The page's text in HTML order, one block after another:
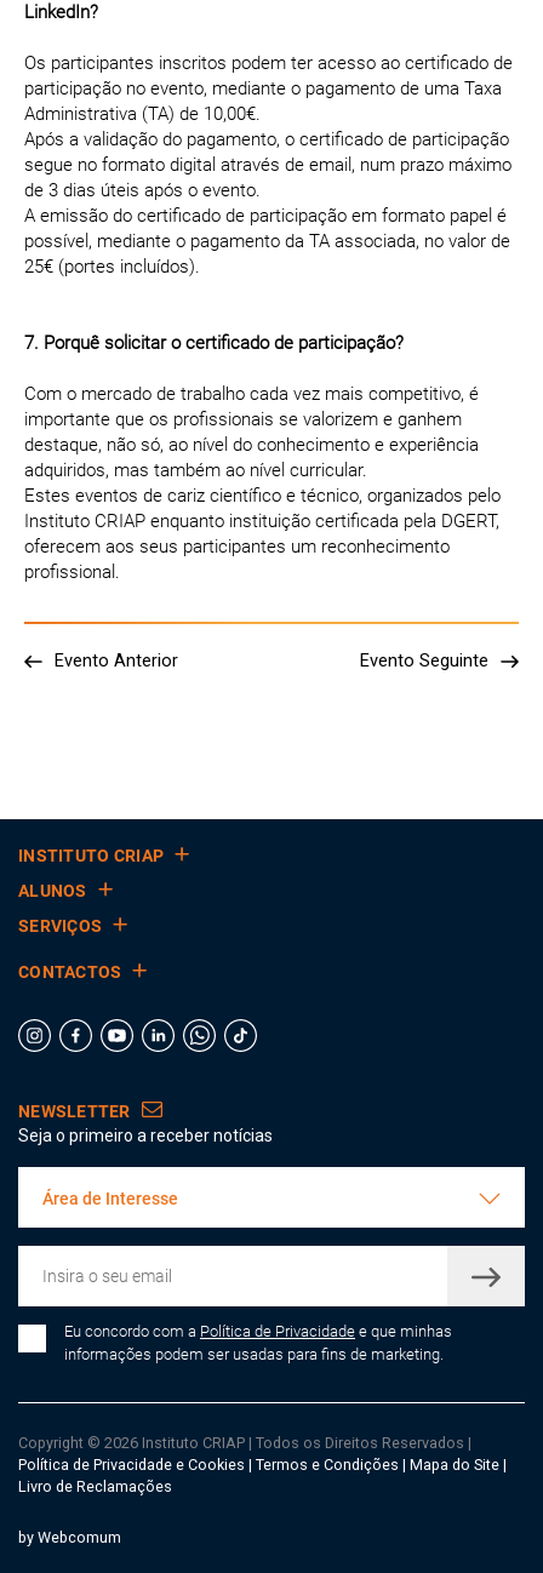
LinkedIn?
Os participantes inscritos podem ter acesso ao certificado de
participação no evento, mediante o pagamento de uma Taxa
Administrativa (TA) de 10,00€.
Após a validação do pagamento, o certificado de participação
segue no formato digital através de email, num prazo máximo
de 3 dias úteis após o evento.
A emissão do certificado de participação em formato papel é
possível, mediante o pagamento da TA associada, no valor de
25€ (portes incluídos).
7. Porquê solicitar o certificado de participação?
Com o mercado de trabalho cada vez mais competitivo, é
importante que os profissionais se valorizem e ganhem
destaque, não só, ao nível do conhecimento e experiência
adquiridos, mas também ao nível curricular.
Estes eventos de cariz científico e técnico, organizados pelo
Instituto CRIAP enquanto instituição certificada pela DGERT,
oferecem aos seus participantes um reconhecimento
profissional.
Evento Anterior Evento Seguinte
INSTITUTO CRIAP
ALUNOS
SERVIÇOS
CONTACTOS
NEWSLETTER
Seja o primeiro a receber notícias
Área de Interesse
Eu concordo com a Política de Privacidade e que minhas
informações podem ser usadas para fins de marketing.
Copyright © 2026 Instituto CRIAP | Todos os Direitos Reservados |
Política de Privacidade e Cookies | Termos e Condições | Mapa do Site |
Livro de Reclamações
by Webcomum